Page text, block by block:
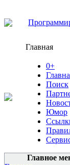
Главная
0+
Поиск
Юмор
Главное